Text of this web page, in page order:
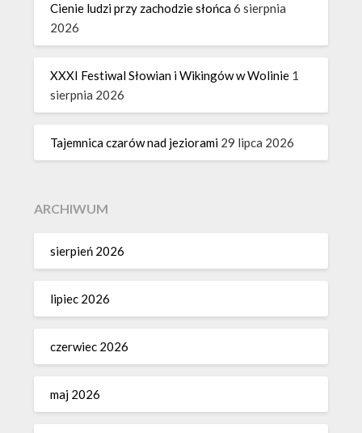
Cienie ludzi przy zachodzie słońca6 sierpnia
2026
XXXI Festiwal Słowian i Wikingów w Wolinie 1
sierpnia 2026
Tajemnica czarów nad jeziorami 29 lipca 2026
ARCHIWUM
sierpień 2026
lipiec 2026
czerwiec 2026
maj 2026